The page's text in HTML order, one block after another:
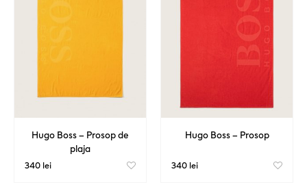
Hugo Boss – Prosop de
plaja
340 lei
Hugo Boss – Prosop
340 lei